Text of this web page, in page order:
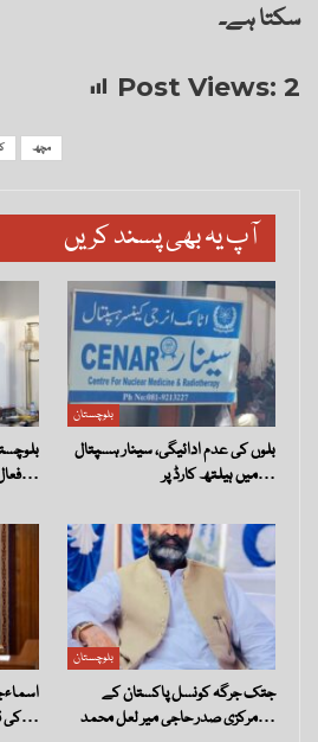
سکتا ہے۔
Post Views: 2
مچھ
آپ یہ بھی پسند کریں
فعال بنانا ضروری ہے: میر…
بلوچستان
بلوں کی عدم ادائیگی، سینار ہسپتال
میں ہیلتھ کارڈ پر…
کی قتل پر جوڈیشل…
بلوچستان
جتک جرگہ کونسل پاکستان کے
مرکزی صدر حاجی میر لعل محمد…